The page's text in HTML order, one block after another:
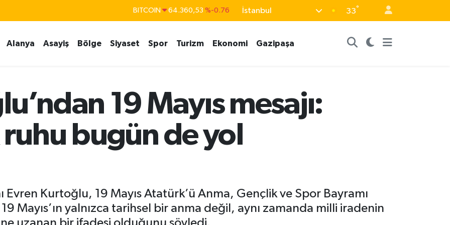
DOLAR 47,7069 %0.17
STERLİN 64,1897 %0.02
İstanbul 33°
Alanya Asayiş Bölge Siyaset Spor Turizm Ekonomi Gazipaşa
19 Mayıs mesajı:
ruhu bugün de yol
Evren Kurtoğlu, 19 Mayıs Atatürk’ü Anma, Gençlik ve Spor Bayramı
19 Mayıs’ın yalnızca tarihsel bir anma değil, aynı zamanda milli iradenin
uzanan bir ifadesi olduğunu söyledi.